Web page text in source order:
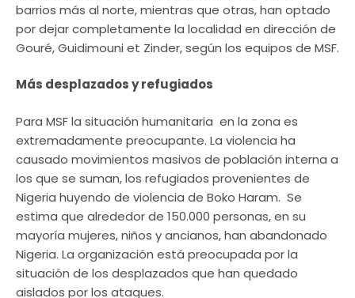
barrios más al norte, mientras que otras, han optado
por dejar completamente la localidad en dirección de
Gouré, Guidimouni et Zinder, según los equipos de MSF.
Más desplazados y refugiados
Para MSF la situación humanitaria en la zona es
extremadamente preocupante. La violencia ha
causado movimientos masivos de población interna a
los que se suman, los refugiados provenientes de
Nigeria huyendo de violencia de Boko Haram. Se
estima que alrededor de 150.000 personas, en su
mayoría mujeres, niños y ancianos, han abandonado
Nigeria. La organización está preocupada por la
situación de los desplazados que han quedado
aislados por los ataques.